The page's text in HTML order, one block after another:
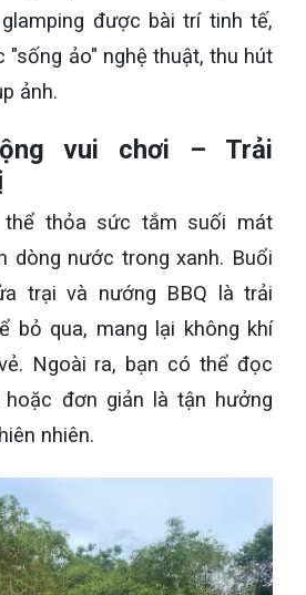
được bài trí tinh tế,
"sống ảo" nghệ thuật, thu hút
ảnh.
vui chơi – Trải
thỏa sức tắm suối mát
dòng nước trong xanh. Buổi
trại và nướng BBQ là trải
bỏ qua, mang lại không khí
Ngoài ra, bạn có thể đọc
hoặc đơn giản là tận hưởng
nhiên.